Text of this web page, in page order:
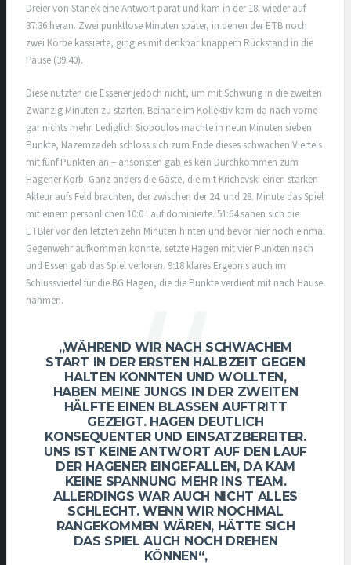
Dreier von Stanek eine Antwort parat und kam in der 18. wieder auf
37:36 heran. Zwei punktlose Minuten später, in denen der ETB noch
zwei Körbe kassierte, ging es mit denkbar knappem Rückstand in die
Pause (39:40).
Diese nutzten die Essener jedoch nicht, um mit Schwung in die zweiten
Zwanzig Minuten zu starten. Beinahe im Kollektiv kam da nach vorne
gar nichts mehr. Lediglich Siopoulos machte in neun Minuten sieben
Punkte, Nazemzadeh schloss sich zum Ende dieses schwachen Viertels
mit fünf Punkten an – ansonsten gab es kein Durchkommen zum
Hagener Korb. Ganz anders die Gäste, die mit Krichevski einen starken
Akteur aufs Feld brachten, der zwischen der 24. und 28. Minute das Spiel
mit einem persönlichen 10:0 Lauf dominierte. 51:64 sahen sich die
ETBler vor den letzten zehn Minuten hinten und bevor hier noch einmal
Gegenwehr aufkommen konnte, setzte Hagen mit vier Punkten nach
und Essen gab das Spiel verloren. 9:18 klares Ergebnis auch im
Schlussviertel für die BG Hagen, die die Punkte verdient mit nach Hause
nahmen.
„WÄHREND WIR NACH SCHWACHEM
START IN DER ERSTEN HALBZEIT GEGEN
HALTEN KONNTEN UND WOLLTEN,
HABEN MEINE JUNGS IN DER ZWEITEN
HÄLFTE EINEN BLASSEN AUFTRITT
GEZEIGT. HAGEN DEUTLICH
KONSEQUENTER UND EINSATZBEREITER.
UNS IST KEINE ANTWORT AUF DEN LAUF
DER HAGENER EINGEFALLEN, DA KAM
KEINE SPANNUNG MEHR INS TEAM.
ALLERDINGS WAR AUCH NICHT ALLES
SCHLECHT. WENN WIR NOCHMAL
RANGEKOMMEN WÄREN, HÄTTE SICH
DAS SPIEL AUCH NOCH DREHEN
KÖNNEN“,